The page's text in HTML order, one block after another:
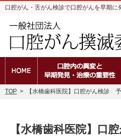
【水橋歯科医院】口
口腔がん・舌がん検診で口腔がんを早期
TOP > 【水橋歯科医院】口腔がん検診